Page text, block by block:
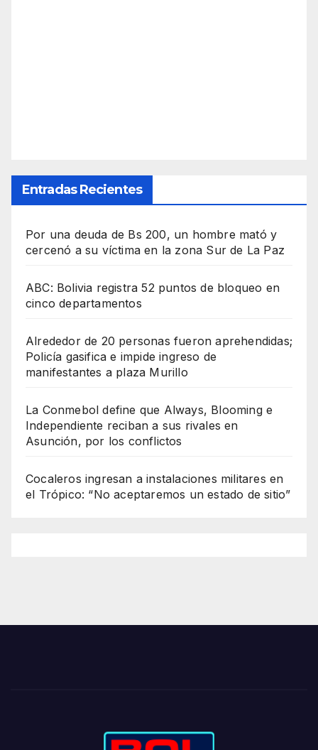
Entradas Recientes
Por una deuda de Bs 200, un hombre mató y
cercenó a su víctima en la zona Sur de La Paz
ABC: Bolivia registra 52 puntos de bloqueo en
cinco departamentos
Alrededor de 20 personas fueron aprehendidas;
Policía gasifica e impide ingreso de
manifestantes a plaza Murillo
La Conmebol define que Always, Blooming e
Independiente reciban a sus rivales en
Asunción, por los conflictos
Cocaleros ingresan a instalaciones militares en
el Trópico: “No aceptaremos un estado de sitio”